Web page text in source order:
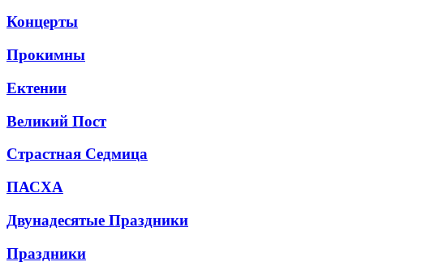
Концерты
Прокимны
Ектении
Великий Пост
Страстная Седмица
ПАСХА
Двунадесятые Праздники
Праздники